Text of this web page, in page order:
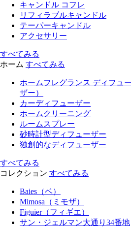
キャンドル コフレ
リフィラブルキャンドル
テーパーキャンドル
アクセサリー
すべてみる
ホーム すべてみる
ホームフレグランス ディフュ
ザー）
カーディフューザー
ホームクリーニング
ルームスプレー
砂時計型ディフューザー
独創的なディフューザー
すべてみる
コレクション すべてみる
Baies（ベ）
Mimosa（ミモザ）
Figuier（フィギエ）
サン・ジェルマン大通り34番地